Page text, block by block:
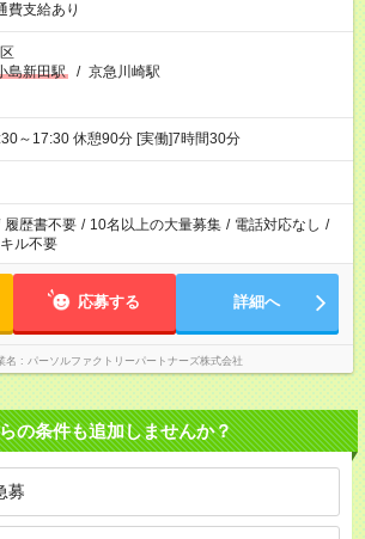
費支給あり
島新田駅 / 京急川崎駅
～17:30 休憩90分 [実働]7時間30分
履歴書不要 / 10名以上の大量募集 / 電話対応なし /
ル不要
応募する 詳細へ
名 パーソルファクトリーパートナーズ株式会社
の条件も追加しませんか？
募